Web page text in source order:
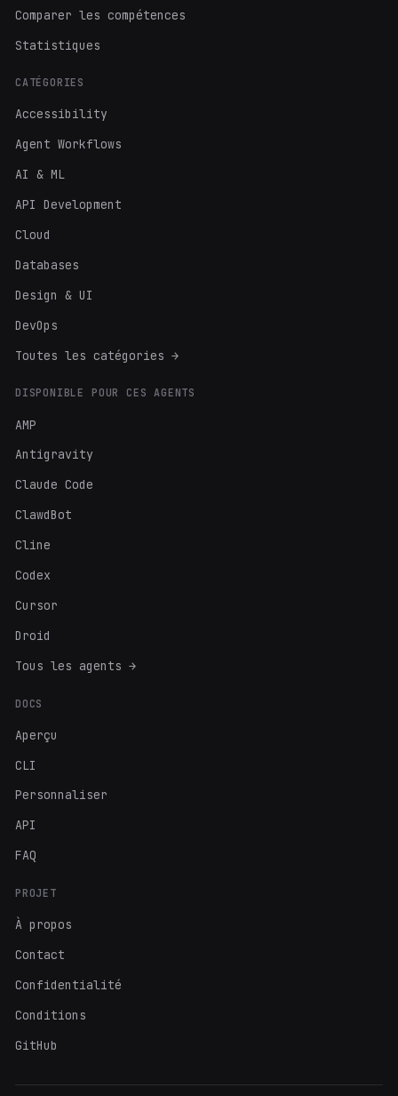
Comparer les compétences
Statistiques
CATÉGORIES
Accessibility
Agent Workflows
AI & ML
API Development
Cloud
Databases
Design & UI
DevOps
Toutes les catégories →
DISPONIBLE POUR CES AGENTS
AMP
Antigravity
Claude Code
ClawdBot
Cline
Codex
Cursor
Droid
Tous les agents →
DOCS
Aperçu
CLI
Personnaliser
API
FAQ
PROJET
À propos
Contact
Confidentialité
Conditions
GitHub